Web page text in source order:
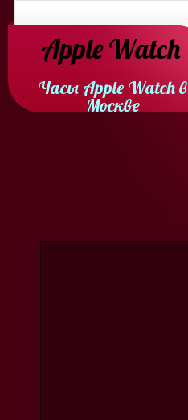
Apple Watch
Часы Apple Watch в
Москве